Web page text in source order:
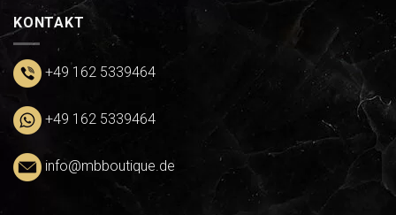
KONTAKT
+49 162 5339464
+49 162 5339464
info@mbboutique.de